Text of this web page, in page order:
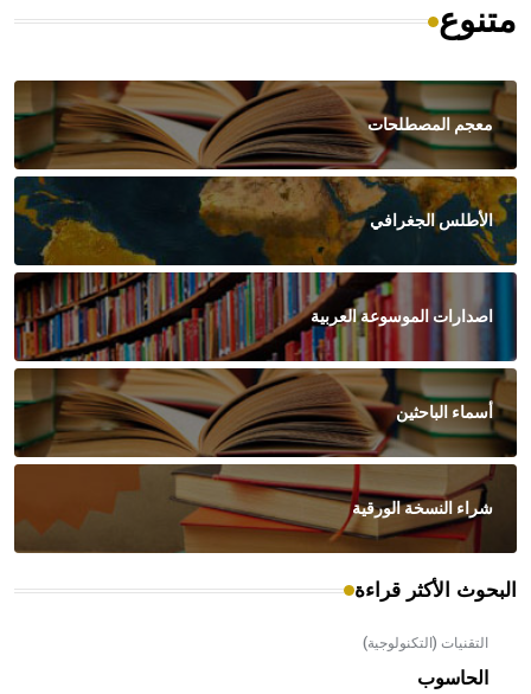
متنوع
معجم المصطلحات
الأطلس الجغرافي
اصدارات الموسوعة العربية
أسماء الباحثين
شراء النسخة الورقية
البحوث الأكثر قراءة
التقنيات (التكنولوجية)
الحاسوب